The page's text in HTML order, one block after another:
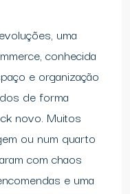
uma
conhecida
e organização
de forma
novo. Muitos
ou num quarto
com chaos
e uma